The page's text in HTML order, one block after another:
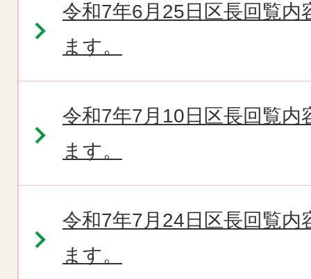
令和7年6月25日区長回覧
ます。
令和7年7月10日区長回覧
ます。
令和7年7月24日区長回覧
ます。